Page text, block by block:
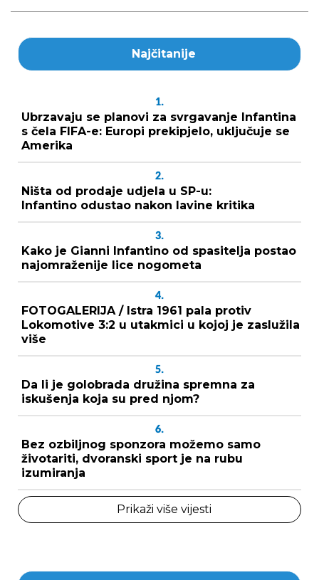
Najčitanije
1.
Ubrzavaju se planovi za svrgavanje Infantina
s čela FIFA-e: Europi prekipjelo, uključuje se
Amerika
2.
Ništa od prodaje udjela u SP-u:
Infantino odustao nakon lavine kritika
3.
Kako je Gianni Infantino od spasitelja postao
najomraženije lice nogometa
4.
FOTOGALERIJA / Istra 1961 pala protiv
Lokomotive 3:2 u utakmici u kojoj je zaslužila
više
5.
Da li je golobrada družina spremna za
iskušenja koja su pred njom?
6.
Bez ozbiljnog sponzora možemo samo
životariti, dvoranski sport je na rubu
izumiranja
Prikaži više vijesti